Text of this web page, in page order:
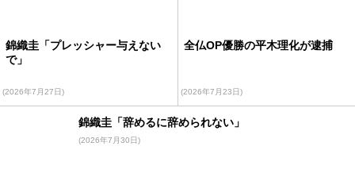
錦織圭「プレッシャー与えない
で」
(2026年7月27日)
全仏OP優勝の平木理化が逮捕
(2026年7月23日)
錦織圭「辞めるに辞められない」
(2026年7月30日)